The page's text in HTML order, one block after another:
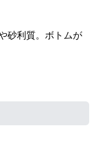
砂利質。ボトムが